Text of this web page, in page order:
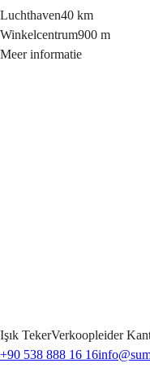
Luchthaven40 km
Winkelcentrum900 m
Meer informatie
Işık TekerVerkoopleider
+90 538 888 16 16